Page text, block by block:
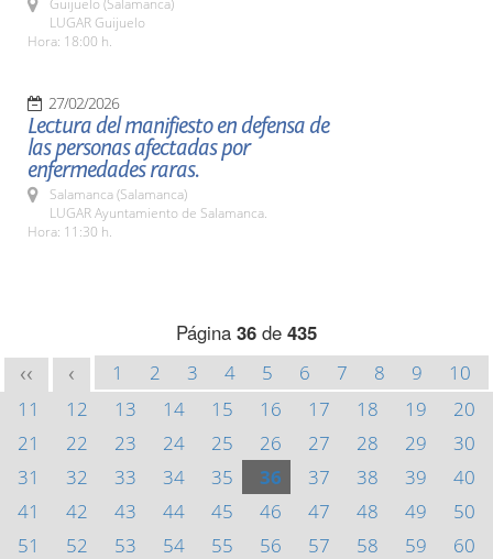
Guijuelo (Salamanca)
LUGAR Guijuelo
Hora: 18:00 h.
27/02/2026
Lectura del manifiesto en defensa de
las personas afectadas por
enfermedades raras.
Salamanca (Salamanca)
LUGAR Ayuntamiento de Salamanca.
Hora: 11:30 h.
Página 36 de 435
<< < 1 2 3 4 5 6 7 8 9
10
11
12 13 14 15 16 17 18 19
20
21
22 23 24 25 26 27 28 29
30
31
32 33 34 35 36 37 38 39
40
41
42 43 44 45 46 47 48 49
50
51
52 53 54 55 56 57 58 59
60